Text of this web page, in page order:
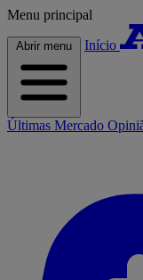
Menu principal
Abrir menu Início
Últimas Mercado